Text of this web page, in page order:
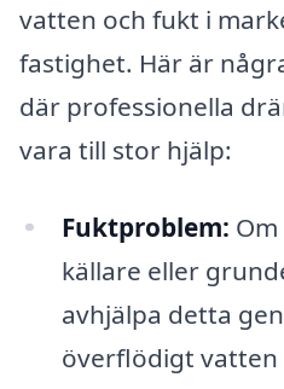
vatten och fukt i
fastighet. Här är
där professionella
vara till stor hjälp:
Fuktproblem:
källare eller
avhjälpa detta
överflödigt